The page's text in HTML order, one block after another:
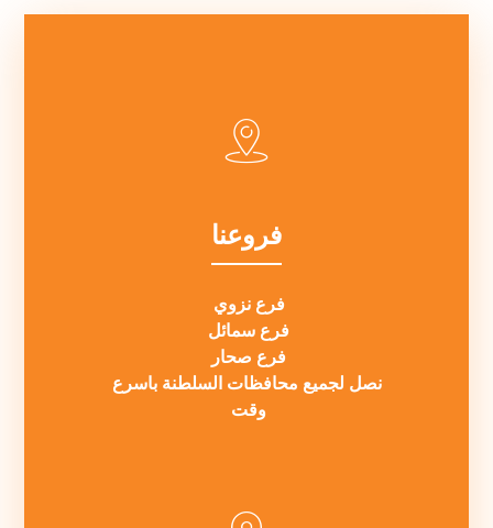
فروعنا
فرع نزوي
فرع سمائل
فرع صحار
نصل لجميع محافظات السلطنة باسرع
وقت